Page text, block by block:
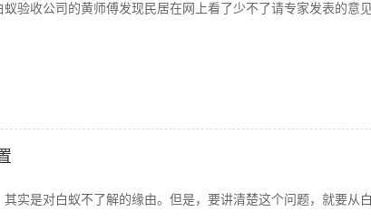
验收公司的黄师傅发现民居在网上看了少不了请专家发表的意
实是对白蚁不了解的缘由。但是，要讲清楚这个问题，就要从